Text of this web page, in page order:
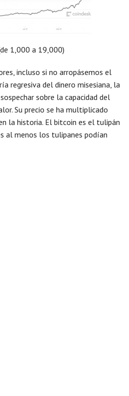
1,000 a 19,000)
incluso si no arropásemos el
regresiva del dinero misesiana, la
sobre la capacidad del
Su precio se ha multiplicado
la historia. El bitcoin es el tulipán
al menos los tulipanes podían